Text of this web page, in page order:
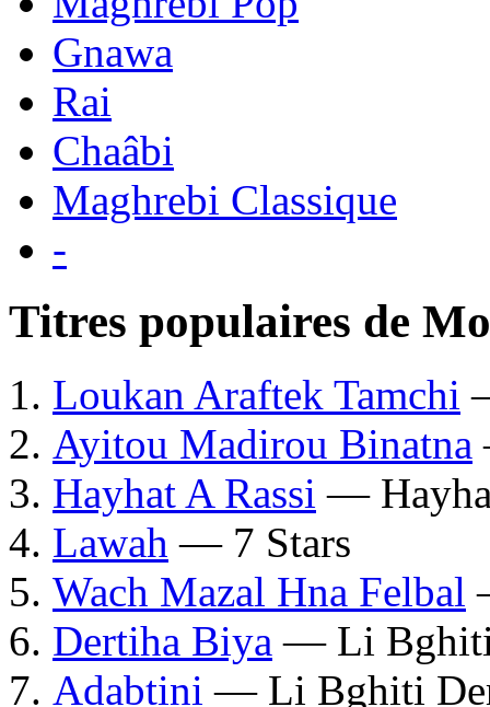
Gnawa
Rai
Chaâbi
Maghrebi Classique
-
Titres populaires de
Loukan Araftek Tamchi
Ayitou Madirou Binatna
Hayhat A Rassi —
Lawah — 7 Stars
Wach Mazal Hna Felbal
Dertiha Biya — Li
Adabtini — Li Bghiti